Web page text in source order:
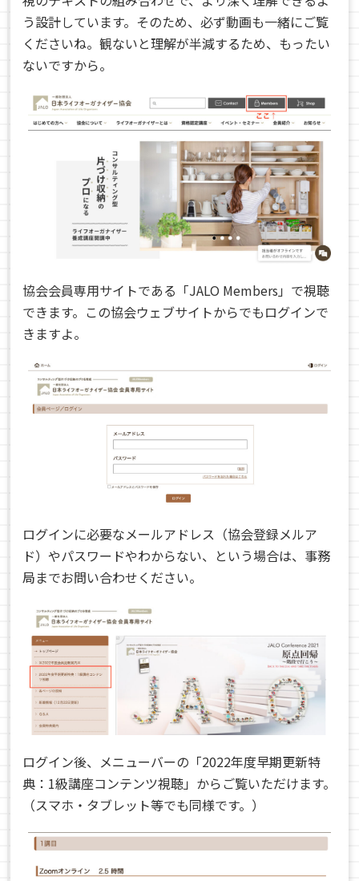
う設計しています。そのため、必ず動画も一緒にご覧
くださいね。観ないと理解が半減するため、もったい
ないですから。
協会会員専用サイトである「JALO Members」で視聴
できます。この協会ウェブサイトからでもログインで
きますよ。
ログインに必要なメールアドレス（協会登録メルア
ド）やパスワードやわからない、という場合は、事務
局までお問い合わせください。
ログイン後、メニューバーの「2022年度早期更新特
典：1級講座コンテンツ視聴」からご覧いただけます。
（スマホ・タブレット等でも同様です。）